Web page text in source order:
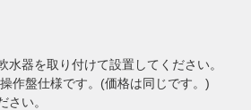
器を取り付けて設置してください。
作盤仕様です。(価格は同じです。)
さい。